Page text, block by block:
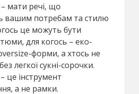
мати речі, що
вашим потребам та стилю
це можуть бути
для когось – еко-
форми, а хтось не
легкої сукні-сорочки.
це інструмент
а не рамки.